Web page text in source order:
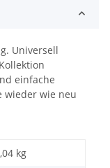
Universell
einfache
wieder wie neu
kg